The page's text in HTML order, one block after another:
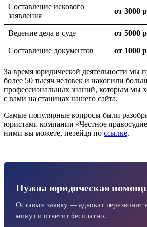
Составление искового
заявления
от 3000
Ведение дела в суде от 5000
Составление документов от 1000
За время юридической деятельности мы
более 50 тысяч человек и накопили
профессиональных знаний, которым мы
с вами на станицах нашего сайта.
Самые популярные вопросы были
юристами компании «Честное
ними вы можете, перейдя по ссылке.
Нужна юридическая
Оставьте заявку — адвокат перезвонит
минут и ответит бесплатно.